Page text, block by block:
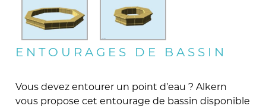
ENTOURAGES DE BASSIN
Vous devez entourer un point d’eau ? Alkern
vous propose cet entourage de bassin disponible